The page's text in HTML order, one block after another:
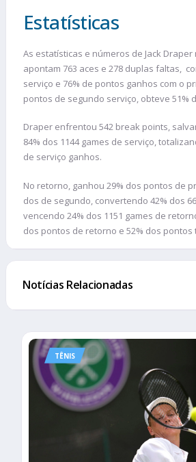
Estatísticas
As estatísticas e números de Jack Draper
apontam 763 aces e 278 duplas faltas,
serviço e 76% de pontos ganhos com o
pontos de segundo serviço, obteve 51%
Draper enfrentou 542 break points,
84% dos 1144 games de serviço,
de serviço ganhos.
No retorno, ganhou 29% dos pontos de
dos de segundo, convertendo 42% dos
vencendo 24% dos 1151 games de
dos pontos de retorno e 52% dos pontos
Notícias Relacionadas
TÊNIS